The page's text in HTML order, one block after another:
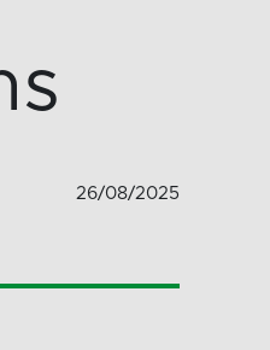
26/08/2025